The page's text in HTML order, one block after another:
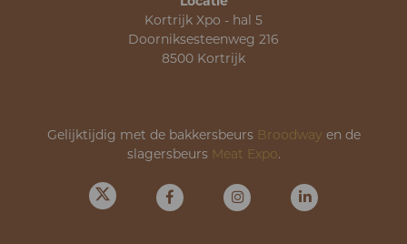
Kortrijk Xpo - hal 5
Doorniksesteenweg 216
8500 Kortrijk
Gelijktijdig met de bakkersbeurs Broodway en de
slagersbeurs Meat Expo.